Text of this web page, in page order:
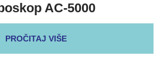
AC-5000
PROČITAJ VIŠE